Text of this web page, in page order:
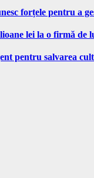
forțele pentru a
lei la o firmă de
pentru salvarea